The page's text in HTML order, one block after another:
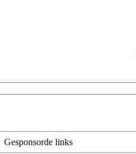
Gesponsorde links